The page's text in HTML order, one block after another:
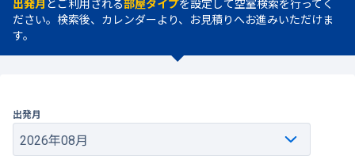
出発月 とご利用される部屋タイプを設定して空室検索を行ってく
ださい。検索後、カレンダーより、お見積りへお進みいただけま
す。
出発月